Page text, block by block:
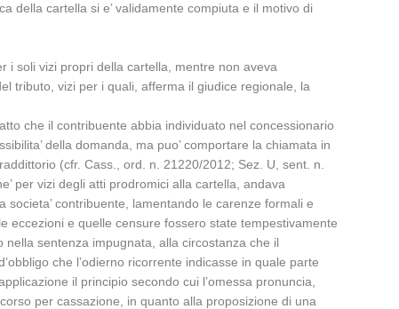
della cartella si e’ validamente compiuta e il motivo di
i soli vizi propri della cartella, mentre non aveva
tributo, vizi per i quali, afferma il giudice regionale, la
che il contribuente abbia individuato nel concessionario
della domanda, ma puo’ comportare la chiamata in
(cfr. Cass., ord. n. 21220/2012; Sez. U, sent. n.
per vizi degli atti prodromici alla cartella, andava
contribuente, lamentando le carenze formali e
eccezioni e quelle censure fossero state tempestivamente
sentenza impugnata, alla circostanza che il
che l’odierno ricorrente indicasse in quale parte
il principio secondo cui l’omessa pronuncia,
per cassazione, in quanto alla proposizione di una